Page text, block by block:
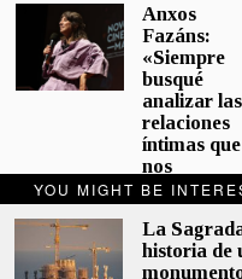
YOU MIGHT BE
La
historia de
Anxos
Fazáns:
«Siempre
busqué
analizar las
relaciones
íntimas que
nos
afectan»
5 junio, 2026
El hijo de